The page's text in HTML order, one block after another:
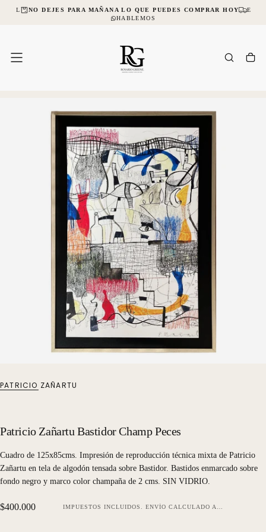
SALTARNO DEJES PARA MAÑANA LO QUE PUEDES COMPRAR HOY
HABLEMOS
PATRICIO ZAÑARTU
Patricio Zañartu Bastidor Champ Peces
Cuadro de 125x85cms. Impresión de reproducción técnica mixta de Patricio
Zañartu en tela de algodón tensada sobre Bastidor. Bastidos enmarcado sobre
fondo negro y marco color champaña de 2 cms. SIN VIDRIO.
Precio
$400.000 IMPUESTOS INCLUIDOS. ENVÍO CALCULADO AL FINALIZAR LA COMPRA.